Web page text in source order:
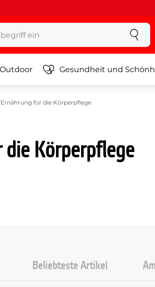
Outdoor Gesundheit und
Körperpflege
für die Körperpflege
Beliebteste Artikel